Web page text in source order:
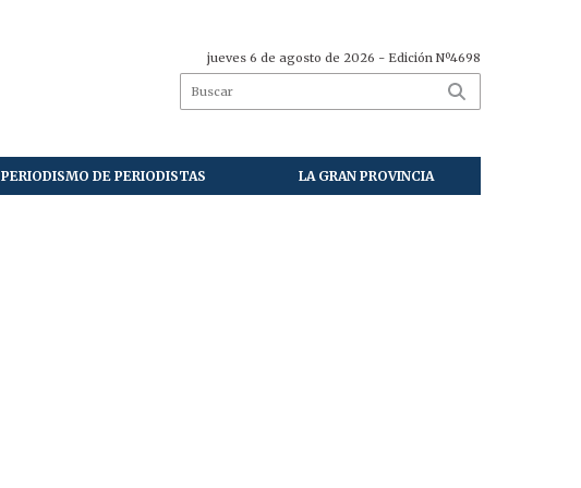
jueves 6 de agosto de 2026 - Edición Nº4698
PERIODISMO DE PERIODISTAS LA GRAN PROVINCIA